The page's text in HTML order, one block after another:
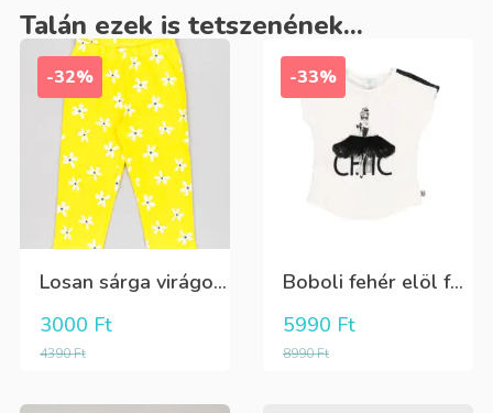
Talán ezek is tetszenének...
-32%
Losan sárga virágos 3/4-es leggings
4390Ft
3000 Ft
-33%
Boboli fehér elöl fekete tüll+gyöngyös csini póló
8990Ft
5990 Ft